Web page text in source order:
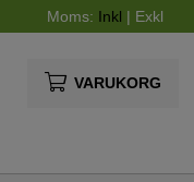
Moms: Inkl | Exkl
VARUKORG